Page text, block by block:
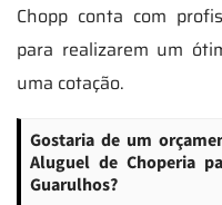
Chopp conta com
para realizarem um
uma cotação.
Gostaria de um
Aluguel de Choperia
Guarulhos?